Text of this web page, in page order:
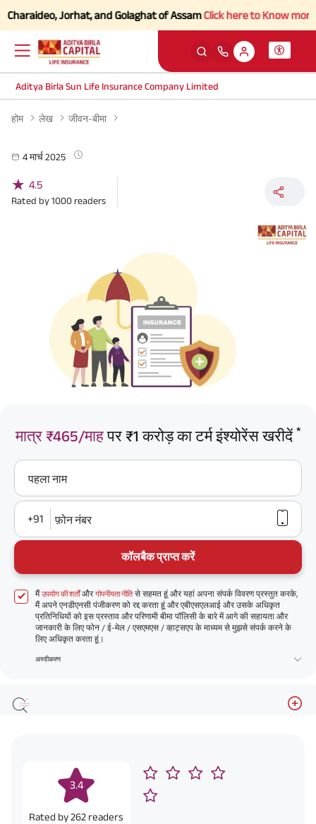
Jorhat, and Golaghat of AssamClick here to Know more.
Aditya Birla Sun Life Insurance Company Limited
होम लेख जीवन-बीमा
4 मार्च 2025
★ 4.5
Rated by1000 readers
मात्र ₹465/माहपर ₹1 करोड़ का टर्म इंश्योरेंस खरीदें *
पहला नाम
+91 फ़ोन नंबर
कॉलबैक प्राप्त करें
मैंउपयोग की शर्तोंऔरगोपनीयता नीतिसे सहमत हूं और यहां अपना संपर्क विवरण प्रस्तुत करके,
मैं अपने एनडीएनसी पंजीकरण को रद्द करता हूं और एबीएसएलआई और उसके अधिकृत
प्रतिनिधियों को इस प्रस्ताव और परिणामी बीमा पॉलिसी के बारे में आगे की सहायता और
जानकारी के लिए फोन / ई-मेल / एसएमएस / व्हाट्सएप के माध्यम से मुझसे संपर्क करने के
लिए अधिकृत करता हूं।
अस्वीकरण
3.4
Rated by262 readers